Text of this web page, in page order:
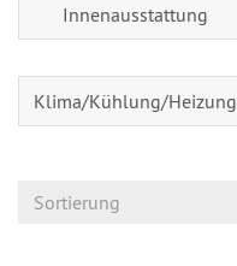
Innenausstattung
Klima/Kühlung/Heizung
Sortierung